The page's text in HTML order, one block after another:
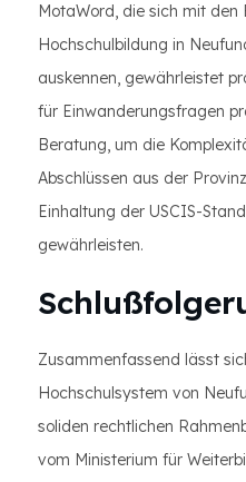
MotaWord, die sich mit den
Hochschulbildung in
auskennen, gewährleistet
für Einwanderungsfragen
Beratung, um die
Abschlüssen aus der
Einhaltung der USCIS-
gewährleisten.
Zusammenfassend lässt
Hochschulsystem von
soliden rechtlichen
vom Ministerium für